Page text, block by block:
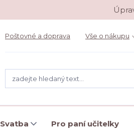
Poštovné a doprava Vše o nákupu
Svatba Pro paní učitelky